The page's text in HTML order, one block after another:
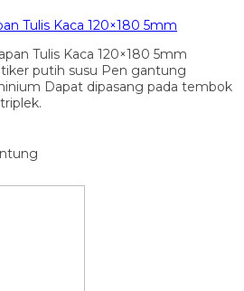
Tulis Kaca 120×180 5mm
Tulis Kaca 120×180 5mm
putih susu Pen gantung
Dapat dipasang pada tembok
triplek.